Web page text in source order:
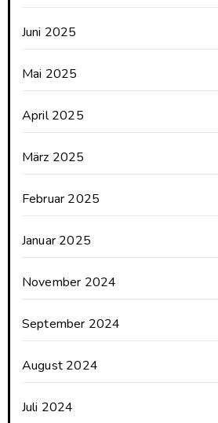
Juni 2025
Mai 2025
April 2025
März 2025
Februar 2025
Januar 2025
November 2024
September 2024
August 2024
Juli 2024